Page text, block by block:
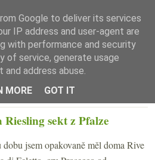
☰ Menu
sekt z Pfalze
dobu jsem opakovaně měl doma Rive
Google to deliver its services
IP address and user-agent are
with performance and security
of service, generate usage
address abuse.
MORE
GOT IT